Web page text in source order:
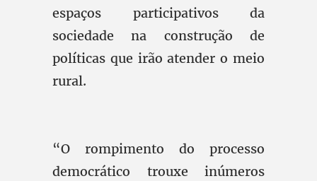
espaços participativos da
sociedade na construção de
políticas que irão atender o meio
rural.
“O rompimento do processo
democrático trouxe inúmeros